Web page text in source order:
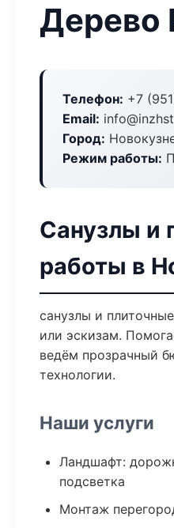
Дерево
Телефон: +7
Email:
Город:
Режим работы:
Санузлы и
работы в
санузлы и
или эскизам.
ведём прозрачный
технологии.
Наши услуги
Ландшафт:
подсветка
Монтаж